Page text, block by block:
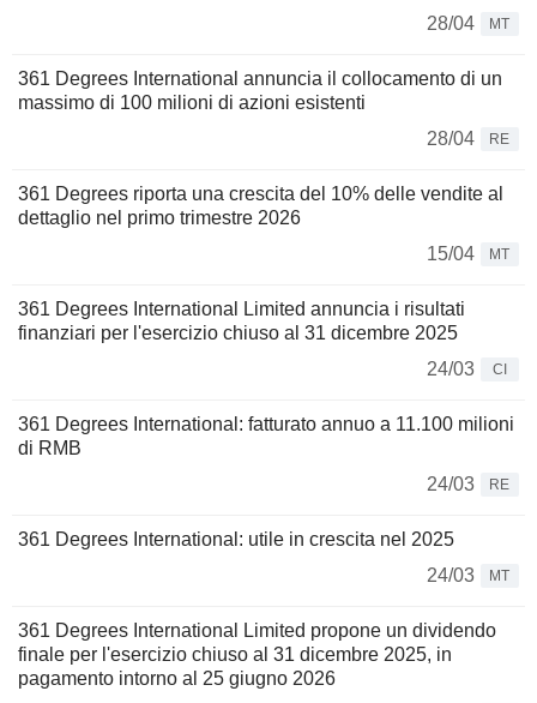
28/04
MT
361 Degrees International annuncia il collocamento di un
massimo di 100 milioni di azioni esistenti
28/04
RE
361 Degrees riporta una crescita del 10% delle vendite al
dettaglio nel primo trimestre 2026
15/04
MT
361 Degrees International Limited annuncia i risultati
finanziari per l'esercizio chiuso al 31 dicembre 2025
24/03
CI
361 Degrees International: fatturato annuo a 11.100 milioni
di RMB
24/03
RE
361 Degrees International: utile in crescita nel 2025
24/03
MT
361 Degrees International Limited propone un dividendo
finale per l'esercizio chiuso al 31 dicembre 2025, in
pagamento intorno al 25 giugno 2026